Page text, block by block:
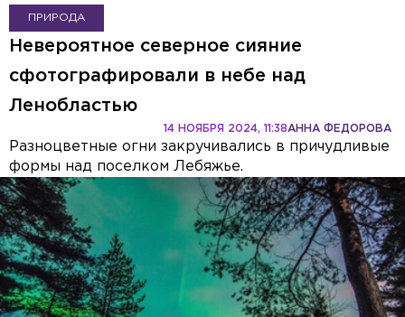
ПРИРОДА
Невероятное северное сияние
сфотографировали в небе над
Ленобластью
АННА ФЕДОРОВА
14 НОЯБРЯ 2024, 11:38
Разноцветные огни закручивались в причудливые
формы над поселком Лебяжье.